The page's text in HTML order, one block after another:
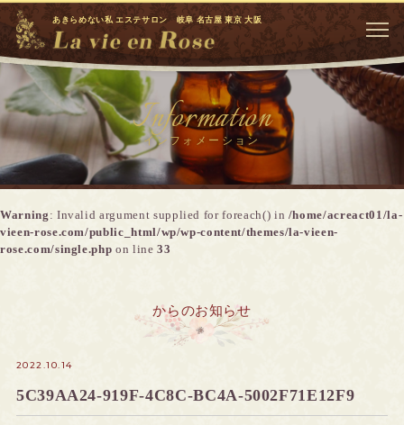
あきらめない私 エステサロン 岐阜 名古屋 東京 大阪
Information
インフォメーション
Warning : Invalid argument supplied for foreach() in /home/acreact01/la-
vieen-rose.com/public_html/wp/wp-content/themes/la-vieen-
rose.com/single.php on line33
からのお知らせ
2022.10.14
5C39AA24-919F-4C8C-BC4A-5002F71E12F9